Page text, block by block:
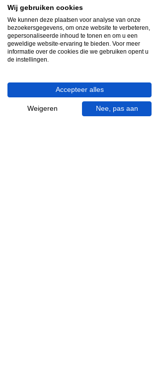
Wij gebruiken cookies
We kunnen deze plaatsen voor analyse van onze
bezoekersgegevens, om onze website te verbeteren,
gepersonaliseerde inhoud te tonen en om u een
geweldige website-ervaring te bieden. Voor meer
informatie over de cookies die we gebruiken opent u
de instellingen.
Accepteer alles
Weigeren Nee, pas aan